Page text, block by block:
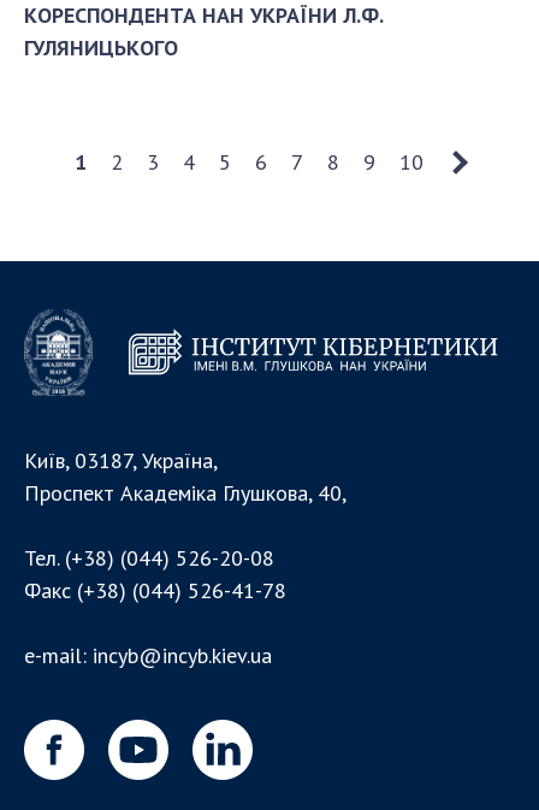
КОРЕСПОНДЕНТА НАН УКРАЇНИ Л.Ф.
ГУЛЯНИЦЬКОГО
1 2 3 4 5 6 7 8 9 10
Київ, 03187, Україна,
Проспект Академіка Глушкова, 40,
Тел. (+38) (044) 526-20-08
Факс (+38) (044) 526-41-78
e-mail: incyb@incyb.kiev.ua